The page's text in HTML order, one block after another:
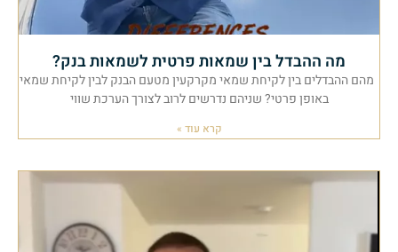
מה ההבדל בין שמאות פרטית לשמאות בנק?
מהם ההבדלים בין לקיחת שמאי מקרקעין מטעם הבנק לבין לקיחת שמאי
באופן פרטי? שניהם נדרשים לרוב לצורך הערכת שווי
קרא עוד »